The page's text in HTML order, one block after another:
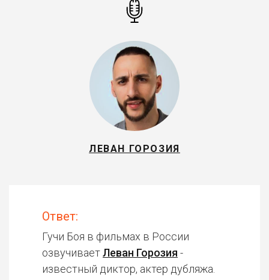
ЛЕВАН ГОРОЗИЯ
Ответ:
Гучи Боя в фильмах в России
озвучиваетЛеван Горозия -
известный диктор, актер дубляжа.